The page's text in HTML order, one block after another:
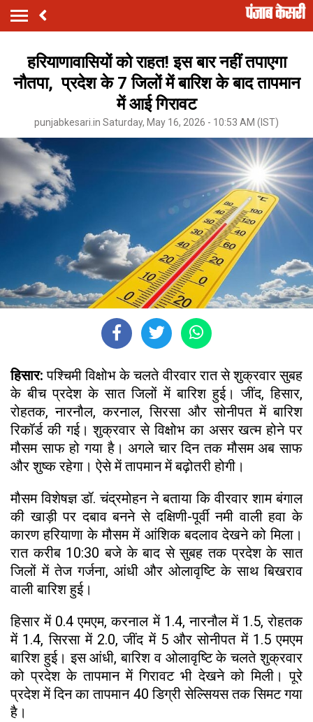
हरियाणावासियों को राहत! इस बार नहीं तपाएगा
नौतपा, प्रदेश के 7 जिलों में बारिश के बाद तापमान
में आई गिरावट
punjabkesari.in Saturday, May 16, 2026 - 10:53 AM (IST)
हिसार: पश्चिमी विक्षोभ के चलते वीरवार रात से शुक्रवार सुबह
के बीच प्रदेश के सात जिलों में बारिश हुई। जींद, हिसार,
रोहतक, नारनौल, करनाल, सिरसा और सोनीपत में बारिश
रिकॉर्ड की गई। शुक्रवार से विक्षोभ का असर खत्म होने पर
मौसम साफ हो गया है। अगले चार दिन तक मौसम अब साफ
और शुष्क रहेगा। ऐसे में तापमान में बढ़ोतरी होगी।
मौसम विशेषज्ञ डॉ. चंद्रमोहन ने बताया कि वीरवार शाम बंगाल
की खाड़ी पर दबाव बनने से दक्षिणी-पूर्वी नमी वाली हवा के
कारण हरियाणा के मौसम में आंशिक बदलाव देखने को मिला।
रात करीब 10:30 बजे के बाद से सुबह तक प्रदेश के सात
जिलों में तेज गर्जना, आंधी और ओलावृष्टि के साथ बिखराव
वाली बारिश हुई।
हिसार में 0.4 एमएम, करनाल में 1.4, नारनौल में 1.5, रोहतक
में 1.4, सिरसा में 2.0, जींद में 5 और सोनीपत में 1.5 एमएम
बारिश हुई। इस आंधी, बारिश व ओलावृष्टि के चलते शुक्रवार
को प्रदेश के तापमान में गिरावट भी देखने को मिली। पूरे
प्रदेश में दिन का तापमान 40 डिग्री सेल्सियस तक सिमट गया
है।